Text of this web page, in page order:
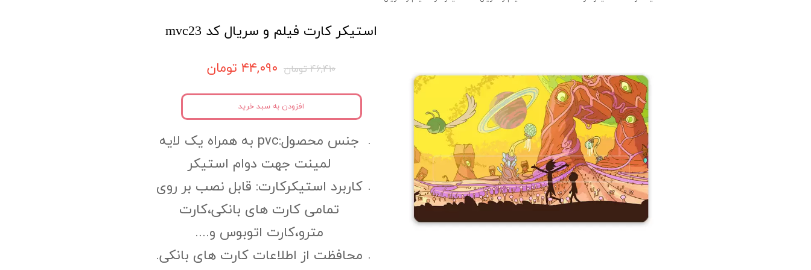
استیکر کارت فیلم و سریال کد mvc23
۴۶,۴۱۰ تومان ۴۴,۰۹۰ تومان
جنس محصول:pvc به همراه یک لایه
لمینت جهت دوام استیکر
کاربرد استیکرکارت: قابل نصب بر روی
تمامی کارت های بانکی،کارت
مترو،کارت اتوبوس و....
محافظت از اطلاعات کارت های بانکی.
افزودن به سبد خرید